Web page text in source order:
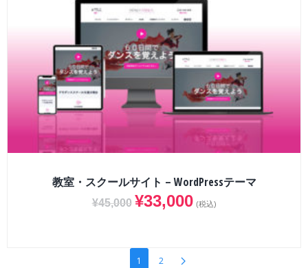
教室・スクールサイト – WordPressテーマ
¥45,000 ¥33,000 (税込)
1 2